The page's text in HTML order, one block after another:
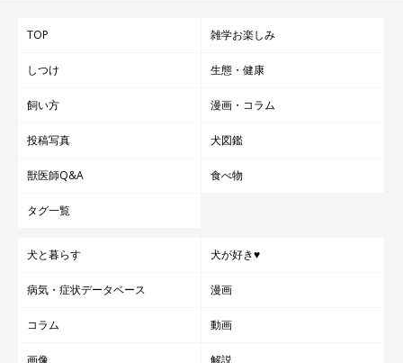
TOP 雑学お楽しみ
しつけ 生態・健康
飼い方 漫画・コラム
投稿写真 犬図鑑
獣医師Q&A 食べ物
タグ一覧
犬と暮らす 犬が好き♥
病気・症状データベース 漫画
コラム 動画